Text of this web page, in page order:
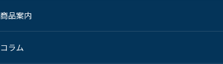
商品案内
コラム